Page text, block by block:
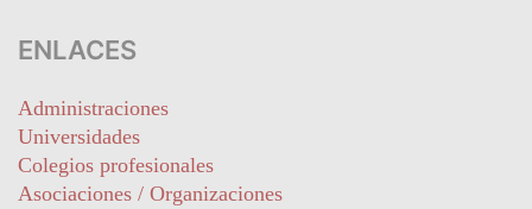
ENLACES
Administraciones
Universidades
Colegios profesionales
Asociaciones / Organizaciones